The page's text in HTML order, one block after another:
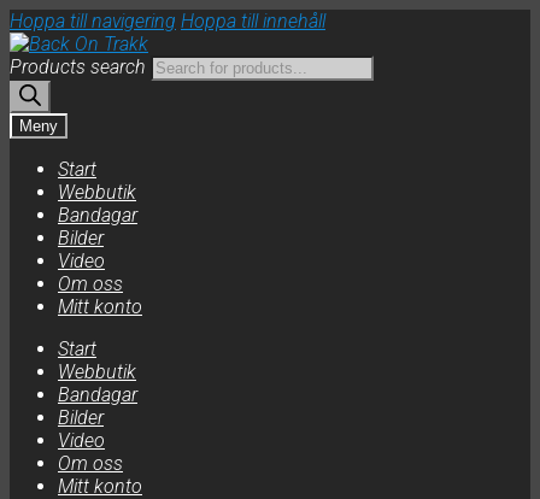
Hoppa till navigering Hoppa till innehåll
Products search
Meny
Start
Webbutik
Bandagar
Bilder
Video
Om oss
Mitt konto
Start
Webbutik
Bandagar
Bilder
Video
Om oss
Mitt konto